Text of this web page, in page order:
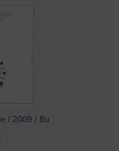
/ 2009 / Bu